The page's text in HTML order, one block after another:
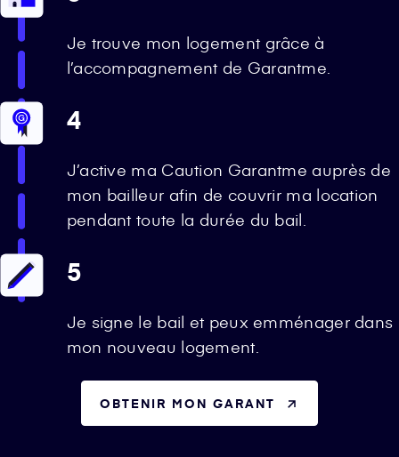
Je trouve mon logement grâce à
l’accompagnement de Garantme.
4
J’active ma Caution Garantme auprès de
mon bailleur afin de couvrir ma location
pendant toute la durée du bail.
5
Je signe le bail et peux emménager dans
mon nouveau logement.
OBTENIR MON GARANT